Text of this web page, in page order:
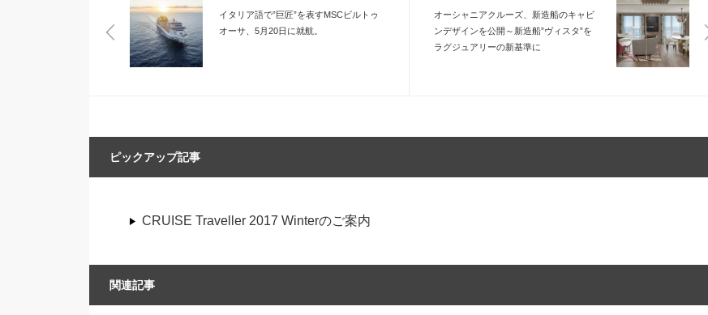
イタリア語で”巨匠”を表すMSCビルトゥ
オーサ、5月20日に就航。
オーシャニアクルーズ、新造船のキャビ
ンデザインを公開～新造船”ヴィスタ”を
ラグジュアリーの新基準に
ピックアップ記事
CRUISE Traveller 2017 Winterのご案内
関連記事